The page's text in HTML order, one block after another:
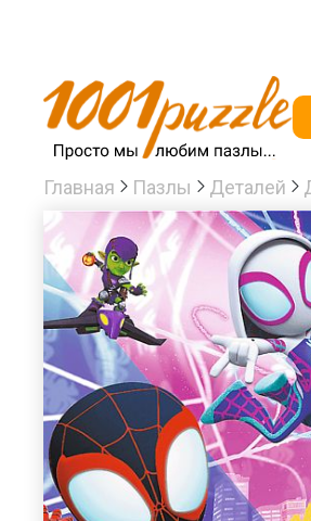
Главная Пазлы Деталей